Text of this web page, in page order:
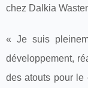
chez Dalkia
« Je suis
développement,
des atouts pour le